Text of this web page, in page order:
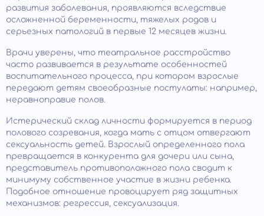
развития заболевания, проявляются вследствие
осложненной беременности, тяжелых родов и
серьезных патологий в первые 12 месяцев жизни.
Врачи уверены, что театральное расстройство
часто развивается в результате особенностей
воспитательного процесса, при котором взрослые
передают детям своеобразные постулаты: например,
неравноправие полов.
Истерический склад личности формируется в период
полового созревания, когда мать с отцом отвергают
сексуальность детей. Взрослый определенного пола
превращается в конкурента для дочери или сына,
представитель противоположного пола сводит к
минимуму собственное участие в жизни ребенка.
Подобное отношение провоцирует ряд защитных
механизмов: регрессия, сексуализация.